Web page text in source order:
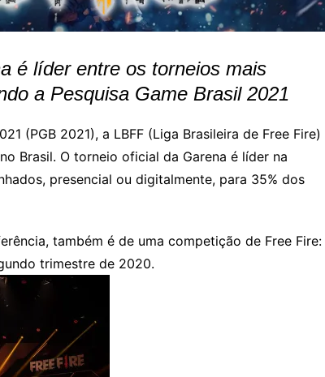
é líder entre os torneios mais
a Pesquisa Game Brasil 2021
(PGB 2021), a LBFF (Liga Brasileira de Free Fire)
Brasil. O torneio oficial da Garena é líder na
presencial ou digitalmente, para 35% dos
também é de uma competição de Free Fire:
trimestre de 2020.